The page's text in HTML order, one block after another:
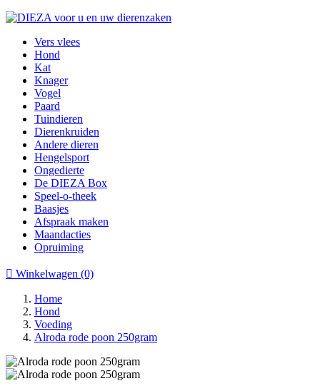
Vers vlees
Hond
Kat
Knager
Vogel
Paard
Tuindieren
Dierenkruiden
Andere dieren
Hengelsport
Ongedierte
De DIEZA Box
Speel-o-theek
Baasjes
Afspraak maken
Maandacties
Opruiming
 Winkelwagen (0)
Home
Hond
Voeding
Alroda rode poon 250gram